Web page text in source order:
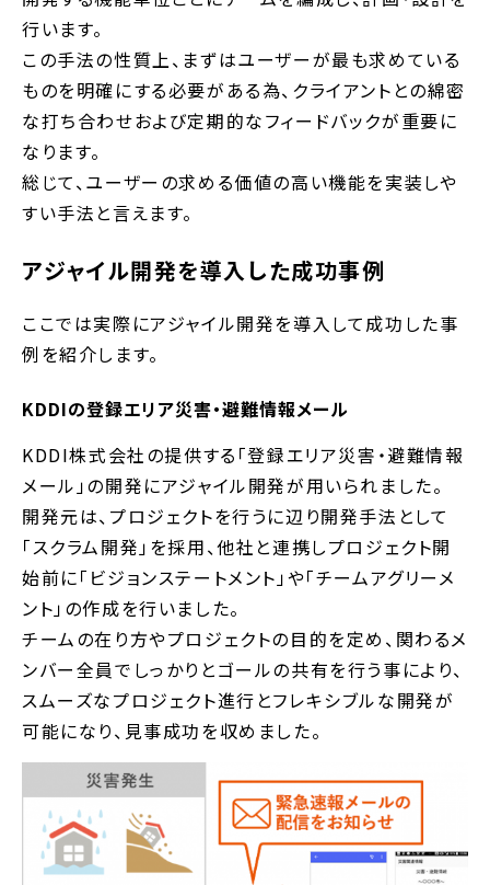
行います。
この手法の性質上、まずはユーザーが最も求めている
ものを明確にする必要がある為、クライアントとの綿密
な打ち合わせおよび定期的なフィードバックが重要に
なります。
総じて、ユーザーの求める価値の高い機能を実装しや
すい手法と言えます。
アジャイル開発を導入した成功事例
ここでは実際にアジャイル開発を導入して成功した事
例を紹介します。
KDDIの登録エリア災害・避難情報メール
KDDI株式会社の提供する「登録エリア災害・避難情報
メール」の開発にアジャイル開発が用いられました。
開発元は、プロジェクトを行うに辺り開発手法として
「スクラム開発」を採用、他社と連携しプロジェクト開
始前に「ビジョンステートメント」や「チームアグリーメ
ント」の作成を行いました。
チームの在り方やプロジェクトの目的を定め、関わるメ
ンバー全員でしっかりとゴールの共有を行う事により、
スムーズなプロジェクト進行とフレキシブルな開発が
可能になり、見事成功を収めました。